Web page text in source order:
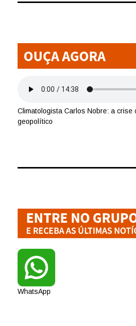
Climatologista Carlos Nobre: a crise
geopolítico
WhatsApp